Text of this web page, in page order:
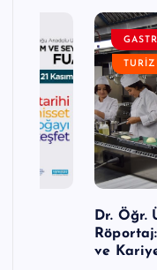
Dr. Öğr.
ve